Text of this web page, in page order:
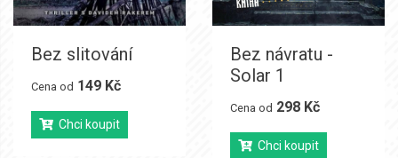
Bez slitování
Cena od 149 Kč
Chci koupit
Bez návratu -
Solar 1
Cena od 298 Kč
Chci koupit